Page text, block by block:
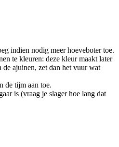
indien nodig meer hoeveboter toe.
te kleuren: deze kleur maakt later
ajuinen, zet dan het vuur wat
de tijm aan toe.
is (vraag je slager hoe lang dat